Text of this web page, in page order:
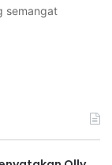
semangat